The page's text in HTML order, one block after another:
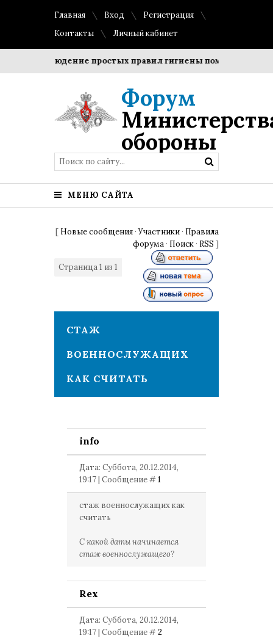
Главная Вход
Регистрация
Контакты
Личный кабинет
Соблюдение простых правил гигиены помогает
Форум
обороны
МЕНЮ САЙТА
[ Новые сообщения ·Участники · Правила
форума · Поиск · RSS ]
Страница1 из 1
СТАЖ
ВОЕННОСЛУЖАЩИХ
КАК СЧИТАТЬ
info
Дата: Суббота, 20.12.2014,
19:17 | Сообщение #1
стаж военнослужащих как
считать
С какой даты начинается
стаж военнослужащего?
Rex
Дата: Суббота, 20.12.2014,
19:17 | Сообщение #2